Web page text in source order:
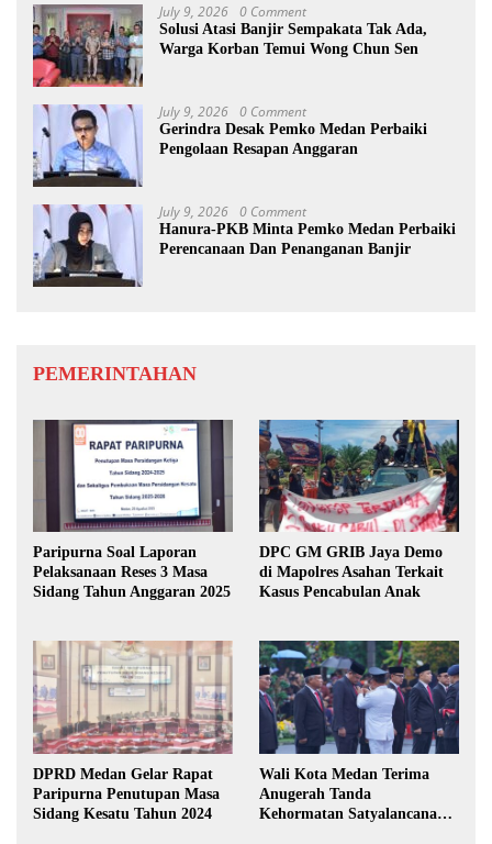
July 9, 2026 0 Comment
Solusi Atasi Banjir Sempakata Tak Ada,
Warga Korban Temui Wong Chun Sen
July 9, 2026 0 Comment
Gerindra Desak Pemko Medan Perbaiki
Pengolaan Resapan Anggaran
July 9, 2026 0 Comment
Hanura-PKB Minta Pemko Medan Perbaiki
Perencanaan Dan Penanganan Banjir
PEMERINTAHAN
Paripurna Soal Laporan
Pelaksanaan Reses 3 Masa
Sidang Tahun Anggaran 2025
DPC GM GRIB Jaya Demo
di Mapolres Asahan Terkait
Kasus Pencabulan Anak
DPRD Medan Gelar Rapat
Paripurna Penutupan Masa
Sidang Kesatu Tahun 2024
Wali Kota Medan Terima
Anugerah Tanda
Kehormatan Satyalancana